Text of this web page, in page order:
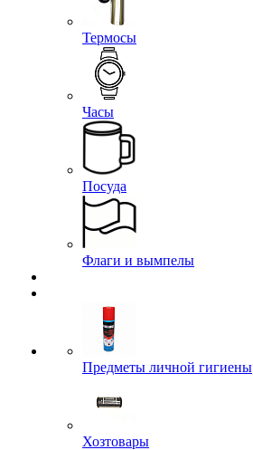
Термосы
Часы
Посуда
Флаги и вымпелы
Предметы личной гигиены
Хозтовары